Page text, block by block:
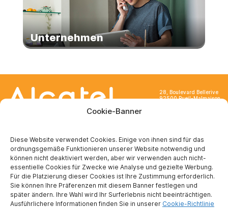
Cookie-Banner
Diese Website verwendet Cookies. Einige von ihnen sind für das
ordnungsgemäße Funktionieren unserer Website notwendig und
können nicht deaktiviert werden, aber wir verwenden auch nicht-
essentielle Cookies für Zwecke wie Analyse und gezielte Werbung.
Für die Platzierung dieser Cookies ist Ihre Zustimmung erforderlich.
Sie können Ihre Präferenzen mit diesem Banner festlegen und
später ändern. Ihre Wahl wird Ihr Surferlebnis nicht beeinträchtigen.
Ausführlichere Informationen finden Sie in unserer Cookie-Richtlinie
Unternehmen
28, Boulevard Bellerive
92500 Rueil-Malmaison
ÜBER UNS
Wer sind wir ?
Partner werden
Kontaktiere uns